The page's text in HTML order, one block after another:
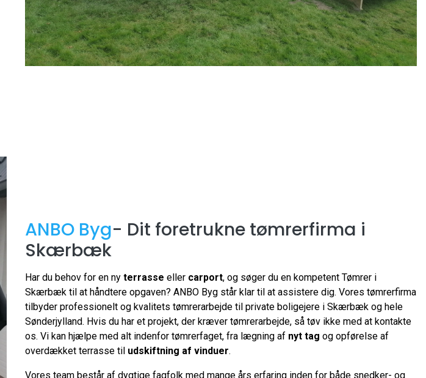
ANBO Byg- Dit foretrukne tømrerfirma i
Skærbæk
Har du behov for en ny terrasse eller carport, og søger du en kompetent Tømrer i
Skærbæk til at håndtere opgaven? ANBO Byg står klar til at assistere dig. Vores tømrerfirma
tilbyder professionelt og kvalitets tømrerarbejde til private boligejere i Skærbæk og hele
Sønderjylland. Hvis du har et projekt, der kræver tømrerarbejde, så tøv ikke med at kontakte
os. Vi kan hjælpe med alt indenfor tømrerfaget, fra lægning af nyt tag og opførelse af
overdækket terrasse til udskiftning af vinduer.
Vores team består af dygtige fagfolk med mange års erfaring inden for både snedker- og